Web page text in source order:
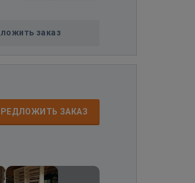
заказ
ЗАКАЗ